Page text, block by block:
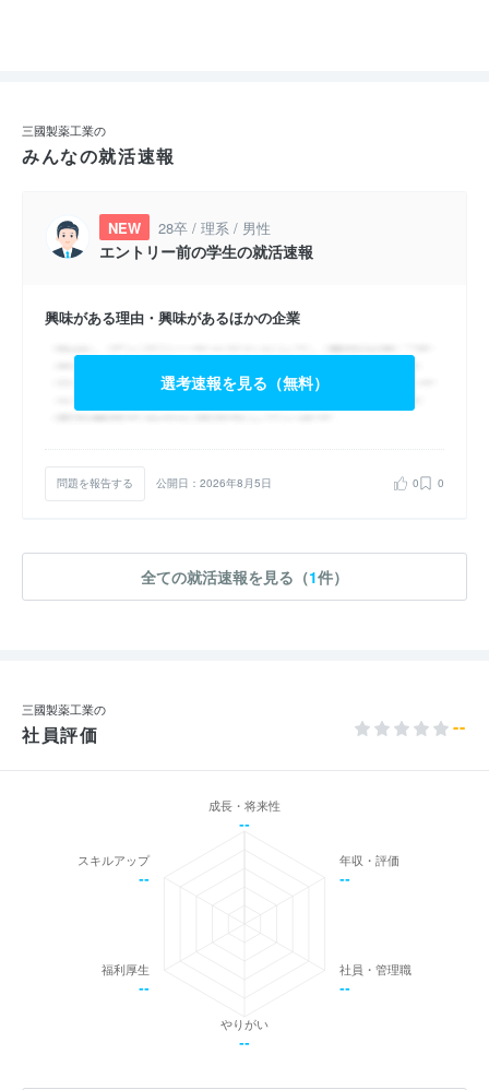
三國製薬工業の
みんなの就活速報
NEW 28卒 / 理系 / 男性
エントリー前の学生の就活速報
興味がある理由・興味があるほかの企業
選考速報を見る（無料）
問題を報告する 公開日：2026年8月5日 0 0
全ての就活速報を見る（1件）
三國製薬工業の
社員評価 --
成長・将来性
--
年収・評価
--
社員・管理職
--
やりがい
--
福利厚生
--
スキルアップ
--